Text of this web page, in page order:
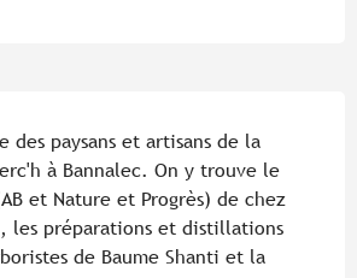
des paysans et artisans de la
à Bannalec. On y trouve le
et Nature et Progrès) de chez
les préparations et distillations
de Baume Shanti et la